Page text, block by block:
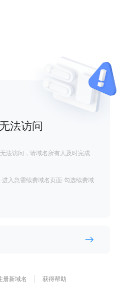
法访问
法访问，请域名所有人及时完成
入急需续费域名页面-勾选续费域
册新域名 获得帮助